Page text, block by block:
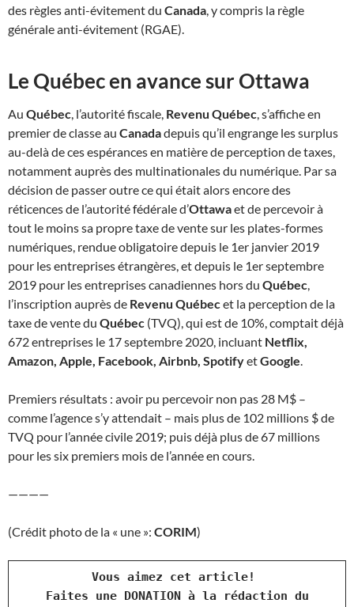
des règles anti-évitement du Canada, y compris la règle
générale anti-évitement (RGAE).
Le Québec en avance sur Ottawa
Au Québec, l’autorité fiscale, Revenu Québec, s’affiche en
premier de classe au Canadadepuis qu’il engrange les surplus
au-delà de ces espérances en matière de perception de taxes,
notamment auprès des multinationales du numérique. Par sa
décision de passer outre ce qui était alors encore des
réticences de l’autorité fédérale d’Ottawaet de percevoir à
tout le moins sa propre taxe de vente sur les plates-formes
numériques, rendue obligatoire depuis le 1er janvier 2019
pour les entreprises étrangères, et depuis le 1er septembre
2019 pour les entreprises canadiennes hors du Québec,
l’inscription auprès de Revenu Québecet la perception de la
taxe de vente du Québec (TVQ), qui est de 10%, comptait déjà
672 entreprises le 17 septembre 2020, incluant Netflix,
Amazon, Apple, Facebook, Airbnb, SpotifyetGoogle.
Premiers résultats : avoir pu percevoir non pas 28 M$ –
comme l’agence s’y attendait – mais plus de 102 millions $ de
TVQ pour l’année civile 2019; puis déjà plus de 67 millions
pour les six premiers mois de l’année en cours.
————
(Crédit photo de la « une »: CORIM)
Vous aimez cet article!
Faites une DONATION à la rédaction du